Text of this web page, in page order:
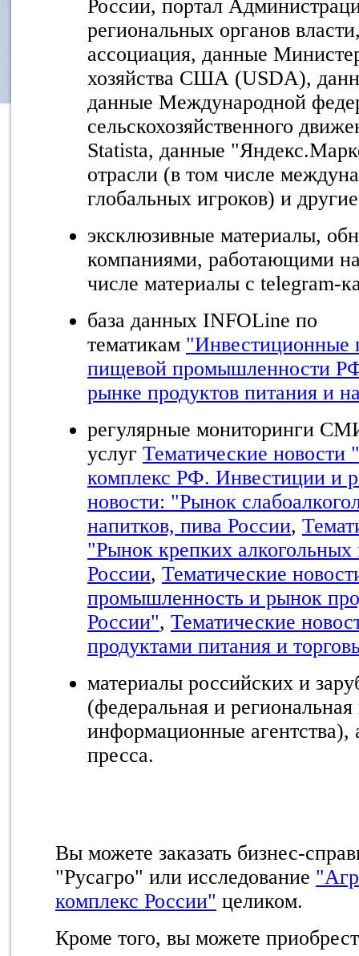
России, портал
региональных органов
ассоциация, данные
хозяйства США (USDA),
данные Международной
сельскохозяйственного
Statista, данные
отрасли (в том числе
глобальных игроков) и
эксклюзивные материалы,
компаниями, работающими
числе материалы с telegram-
база данных INFOLine по
тематикам
пищевой промышленности
рынке продуктов питания и
регулярные мониторинги
услуг Тематические
комплекс РФ. Инвестиции и
новости: "Рынок
напитков, пива России,
"Рынок крепких алкогольных
России, Тематические
промышленность и рынок
России", Тематические
продуктами питания и
материалы российских и
(федеральная и региональная
информационные агентства),
пресса.
Вы можете заказать бизнес-
"Русагро" или исследование
комплекс России" целиком.
Кроме того, вы можете